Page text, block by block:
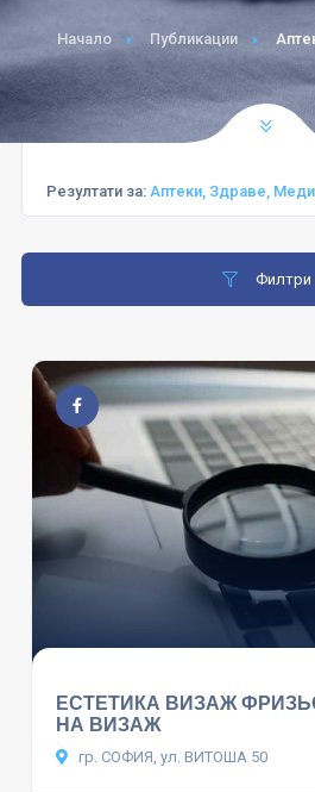
Начало Публикации
Резултати за: Аптеки, Здраве,
Филтри
ЕСТЕТИКА ВИЗАЖ
НА ВИЗАЖ
гр. СОФИЯ, ул. ВИТОША 50